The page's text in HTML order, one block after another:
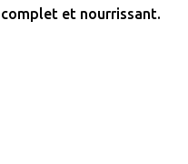
complet et nourrissant.